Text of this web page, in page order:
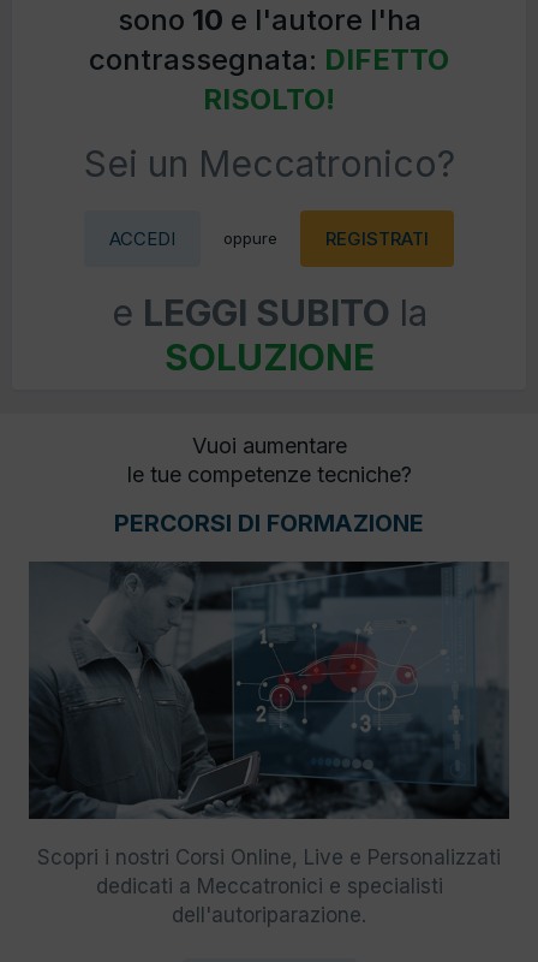
sono 10 e l'autore l'ha
contrassegnata: DIFETTO
RISOLTO!
Sei un Meccatronico?
ACCEDI oppure REGISTRATI
e LEGGI SUBITO la
SOLUZIONE
Vuoi aumentare
le tue competenze tecniche?
PERCORSI DI FORMAZIONE
Scopri i nostri Corsi Online, Live e Personalizzati
dedicati a Meccatronici e specialisti
dell'autoriparazione.